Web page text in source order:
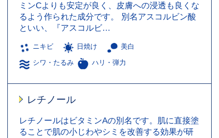
ミンCよりも安定が良く、皮膚への浸透も良くな
るよう作られた成分です。 別名アスコルビン酸
といい、『アスコルビ…
ニキビ 日焼け 美白
シワ・たるみ ハリ・弾力
レチノール
レチノールはビタミンAの別名です。肌に直接塗
ることで肌の小じわやシミを改善する効果が研